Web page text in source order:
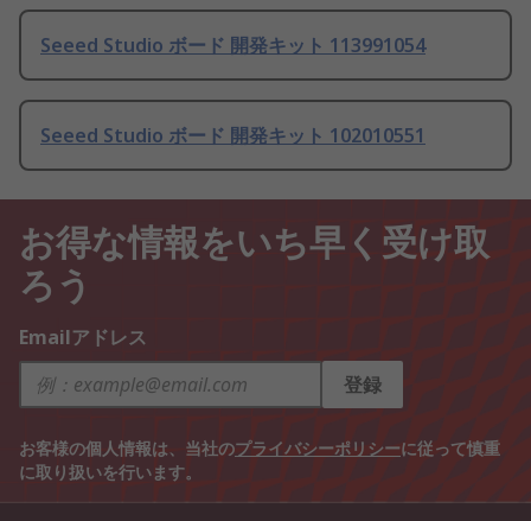
Seeed Studio ボード 開発キット 113991054
Seeed Studio ボード 開発キット 102010551
お得な情報をいち早く受け取
ろう
Emailアドレス
登録
お客様の個人情報は、当社のプライバシーポリシーに従って慎重
に取り扱いを行います。